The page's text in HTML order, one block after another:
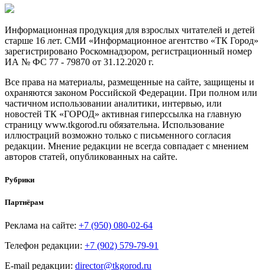
Информационная продукция для взрослых читателей и детей
старше 16 лет. СМИ «Информационное агентство «ТК Город»
зарегистрировано Роскомнадзором, регистрационный номер
ИА № ФС 77 - 79870 от 31.12.2020 г.
Все права на материалы, размещенные на сайте, защищены и
охраняются законом Российской Федерации. При полном или
частичном использовании аналитики, интервью, или
новостей ТК «ГОРОД» активная гиперссылка на главную
страницу www.tkgorod.ru обязательна. Использование
иллюстраций возможно только с письменного согласия
редакции. Мнение редакции не всегда совпадает с мнением
авторов статей, опубликованных на сайте.
Рубрики
Партнёрам
Реклама на сайте: +7 (950) 080-02-64
Телефон редакции: +7 (902) 579-79-91
E-mail редакции: director@tkgorod.ru